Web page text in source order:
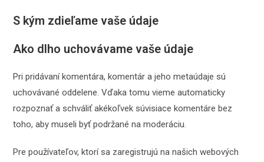
S kým zdieľame vaše údaje
Ako dlho uchovávame vaše údaje
Pri pridávaní komentára, komentár a jeho metaúdaje sú
uchovávané oddelene. Vďaka tomu vieme automaticky
rozpoznať a schváliť akékoľvek súvisiace komentáre bez
toho, aby museli byť podržané na moderáciu.
Pre používateľov, ktorí sa zaregistrujú na našich webových